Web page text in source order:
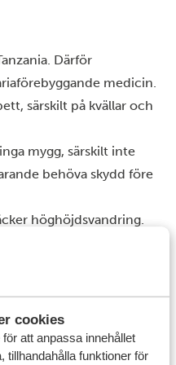
cookies
att anpassa innehållet
tillhandahålla funktioner för
Därför
medicin.
särskilt på kvällar och
mygg, särskilt inte
behöva skydd före
höghöjdsvandring.
000 meter. Det är viktigt
evakuering.
men den är fullt
baraförbereda dig